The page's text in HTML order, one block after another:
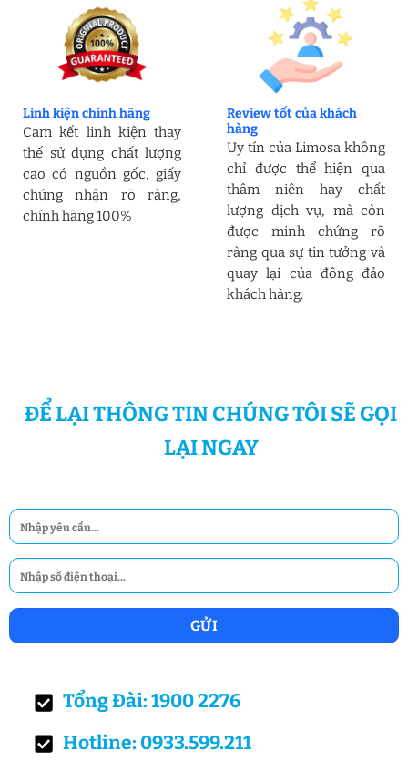
Linh kiện chính hãng
Cam kết linh kiện thay
thế sử dụng chất lượng
cao có nguồn gốc, giấy
chứng nhận rõ ràng,
chính hãng 100%
Review tốt của khách
hàng
Uy tín của Limosa không
chỉ được thể hiện qua
thâm niên hay chất
lượng dịch vụ, mà còn
được minh chứng rõ
ràng qua sự tin tưởng và
quay lại của đông đảo
khách hàng.
ĐỂ LẠI THÔNG TIN CHÚNG TÔI SẼ GỌI
LẠI NGAY
Tổng Đài: 1900 2276
Hotline: 0933.599.211